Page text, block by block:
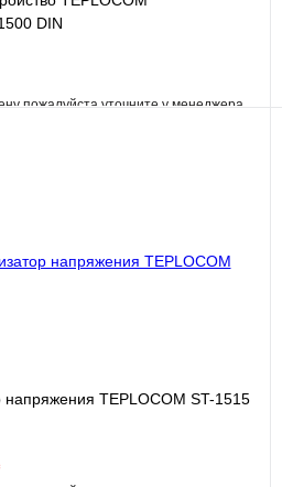
DIN
пожалуйста уточните у менеджера
напряжения TEPLOCOM ST-1515